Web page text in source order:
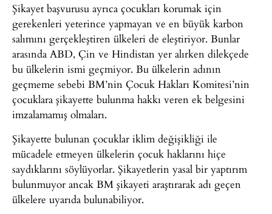
Şikayet başvurusu ayrıca çocukları korumak için
gerekenleri yeterince yapmayan ve en büyük karbon
salımını gerçekleştiren ülkeleri de eleştiriyor. Bunlar
arasında ABD, Çin ve Hindistan yer alırken dilekçede
bu ülkelerin ismi geçmiyor. Bu ülkelerin adının
geçmeme sebebi BM’nin Çocuk Hakları Komitesi’nin
çocuklara şikayette bulunma hakkı veren ek belgesini
imzalamamış olmaları.
Şikayette bulunan çocuklar iklim değişikliği ile
mücadele etmeyen ülkelerin çocuk haklarını hiçe
saydıklarını söylüyorlar. Şikayetlerin yasal bir yaptırım
bulunmuyor ancak BM şikayeti araştırarak adı geçen
ülkelere uyarıda bulunabiliyor.